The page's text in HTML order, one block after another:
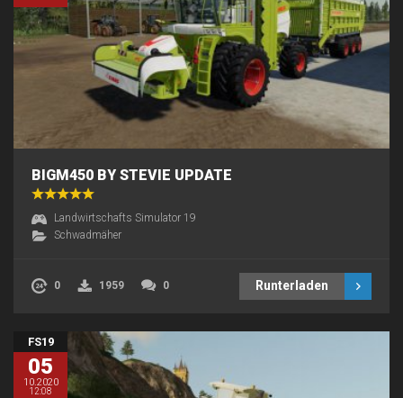
BIGM450 BY STEVIE UPDATE
Landwirtschafts Simulator 19
Schwadmäher
0 1959 0 Runterladen
FS19
05
10.2020
12:08